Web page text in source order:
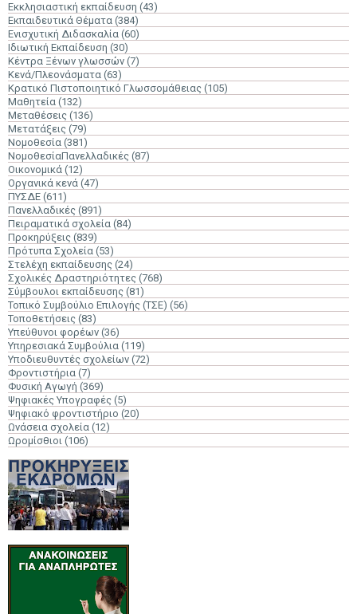
Εκκλησιαστική εκπαίδευση (43)
Εκπαιδευτικά Θέματα (384)
Ενισχυτική Διδασκαλία (60)
Ιδιωτική Εκπαίδευση (30)
Κέντρα Ξένων γλωσσών (7)
Κενά/Πλεονάσματα (63)
Κρατικό Πιστοποιητικό Γλωσσομάθειας (105)
Μαθητεία (132)
Μεταθέσεις (136)
Μετατάξεις (79)
Νομοθεσία (381)
ΝομοθεσίαΠανελλαδικές (87)
Οικονομικά (12)
Οργανικά κενά (47)
ΠΥΣΔΕ (611)
Πανελλαδικές (891)
Πειραματικά σχολεία (84)
Προκηρύξεις (839)
Πρότυπα Σχολεία (53)
Στελέχη εκπαίδευσης (24)
Σχολικές Δραστηριότητες (768)
Σύμβουλοι εκπαίδευσης (81)
Τοπικό Συμβούλιο Επιλογής (ΤΣΕ) (56)
Τοποθετήσεις (83)
Υπεύθυνοι φορέων (36)
Υπηρεσιακά Συμβούλια (119)
Υποδιευθυντές σχολείων (72)
Φροντιστήρια (7)
Φυσική Αγωγή (369)
Ψηφιακές Υπογραφές (5)
Ψηφιακό φροντιστήριο (20)
Ωνάσεια σχολεία (12)
Ωρομίσθιοι (106)